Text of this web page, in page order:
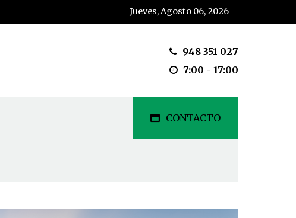
Jueves, Agosto 06, 2026
948 351 027
7:00 - 17:00
CONTACTO